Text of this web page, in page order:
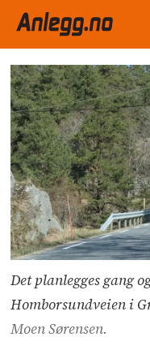
Det planlegges gang
Homborsundveien i
Moen Sørensen.